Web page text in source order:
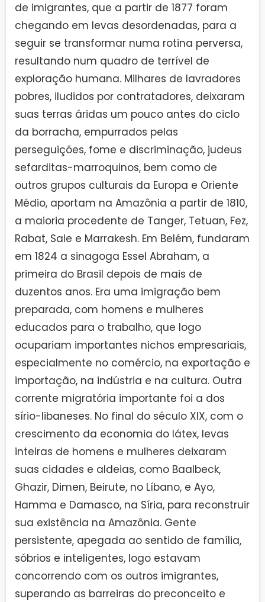
de imigrantes, que a partir de 1877 foram
chegando em levas desordenadas, para a
seguir se transformar numa rotina perversa,
resultando num quadro de terrível de
exploração humana. Milhares de lavradores
pobres, iludidos por contratadores, deixaram
suas terras áridas um pouco antes do ciclo
da borracha, empurrados pelas
perseguições, fome e discriminação, judeus
sefarditas-marroquinos, bem como de
outros grupos culturais da Europa e Oriente
Médio, aportam na Amazônia a partir de 1810,
a maioria procedente de Tanger, Tetuan, Fez,
Rabat, Sale e Marrakesh. Em Belém, fundaram
em 1824 a sinagoga Essel Abraham, a
primeira do Brasil depois de mais de
duzentos anos. Era uma imigração bem
preparada, com homens e mulheres
educados para o trabalho, que logo
ocupariam importantes nichos empresariais,
especialmente no comércio, na exportação e
importação, na indústria e na cultura. Outra
corrente migratória importante foi a dos
sírio-libaneses. No final do século XIX, com o
crescimento da economia do látex, levas
inteiras de homens e mulheres deixaram
suas cidades e aldeias, como Baalbeck,
Ghazir, Dimen, Beirute, no Líbano, e Ayo,
Hamma e Damasco, na Síria, para reconstruir
sua existência na Amazônia. Gente
persistente, apegada ao sentido de família,
sóbrios e inteligentes, logo estavam
concorrendo com os outros imigrantes,
superando as barreiras do preconceito e